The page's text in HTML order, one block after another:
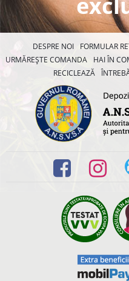
DESPRE NOI FORMULAR
URMĂREȘTE COMANDA
HAI ÎN
RECICLEAZĂ